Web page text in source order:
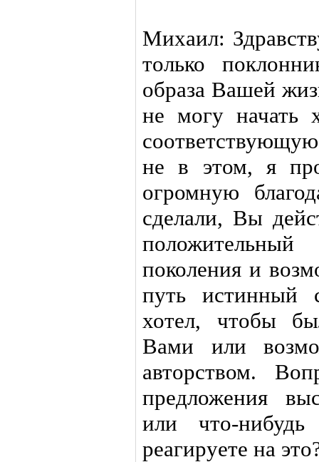
Михаил:
только
образа Вашей
не могу начать
не в этом, я
огромную
сделали, Вы
поколения и
путь истинный
хотел, чтобы
Вами или
авторством.
предложения
или что-
реагируете на